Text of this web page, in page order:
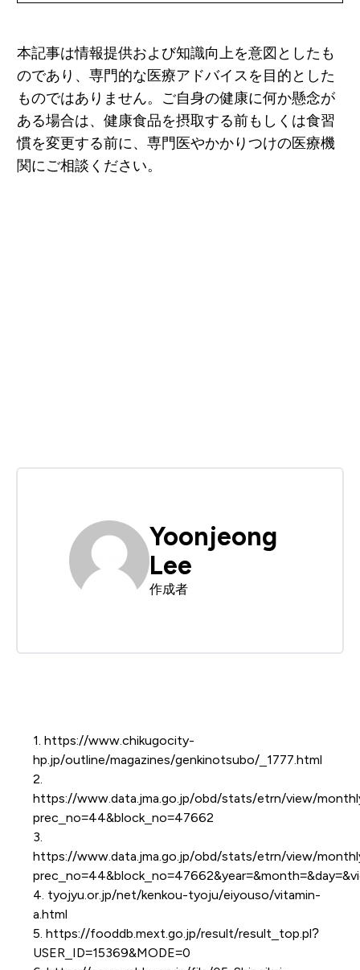
本記事は情報提供および知識向上を意図としたも
のであり、専門的な医療アドバイスを目的とした
ものではありません。ご自身の健康に何か懸念が
ある場合は、健康食品を摂取する前もしくは食習
慣を変更する前に、専門医やかかりつけの医療機
関にご相談ください。
Yoonjeong
Lee
作成者
1. https://www.chikugocity-
hp.jp/outline/magazines/genkinotsubo/_1777.html
2.
https://www.data.jma.go.jp/obd/stats/etrn/view/
prec_no=44&block_no=47662
3.
https://www.data.jma.go.jp/obd/stats/etrn/view/
4. tyojyu.or.jp/net/kenkou-tyoju/eiyouso/vitamin-
a.html
5. https://fooddb.mext.go.jp/result/result_top.pl?
USER_ID=15369&MODE=0